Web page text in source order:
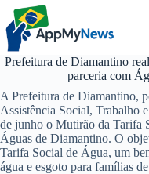
Pular
para
conteúdo
Prefeitura de Diamantino
parceria com
A Prefeitura de Diamantino,
Assistência Social, Trabalho
de junho o Mutirão da Tarifa
Águas de Diamantino. O
Tarifa Social de Água, um
água e esgoto para famílias